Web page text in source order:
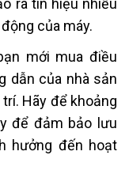
ra tín hiệu nhiễu
của máy.
mới mua điều
dẫn của nhà sản
Hãy để khoảng
để đảm bảo lưu
hưởng đến hoạt